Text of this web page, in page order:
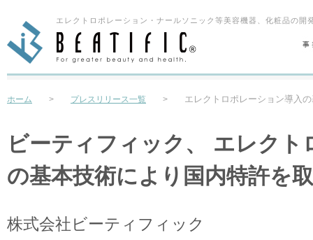
エレクトロポレーション・ナールソニック等美容機器、化粧品の開
ホーム > プレスリリース一覧 > エレクトロポレーション導入
ビーティフィック、 エレクト
の基本技術により国内特許を
株式会社ビーティフィック